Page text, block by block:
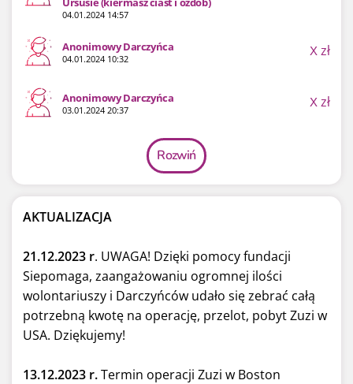
04.01.2024 14:57
Anonimowy Darczyńca
04.01.2024 10:32 Xzł
Anonimowy Darczyńca
03.01.2024 20:37 Xzł
Rozwiń
AKTUALIZACJA
21.12.2023 r. UWAGA! Dzięki pomocy fundacji
Siepomaga, zaangażowaniu ogromnej ilości
wolontariuszy i Darczyńców udało się zebrać całą
potrzebną kwotę na operację, przelot, pobyt Zuzi w
USA. Dziękujemy!
13.12.2023 r.Termin operacji Zuzi w Boston